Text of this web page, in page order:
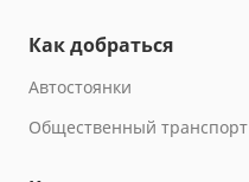
Как добраться
Автостоянки
Общественный транспорт